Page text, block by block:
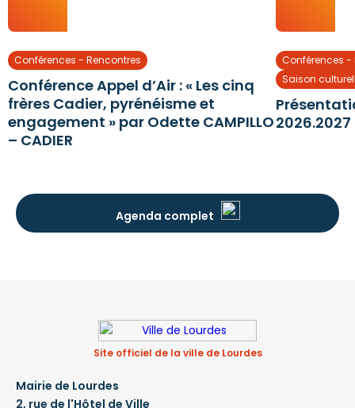
Conférences - Rencontres
Conférence Appel d’Air : « Les cinq
frères Cadier, pyrénéisme et
engagement » par Odette CAMPILLO
– CADIER
Conférences -
Saison
2026.2027
Agenda complet
Site officiel de la ville de Lourdes
Mairie de Lourdes
2, rue de l'Hôtel de Ville